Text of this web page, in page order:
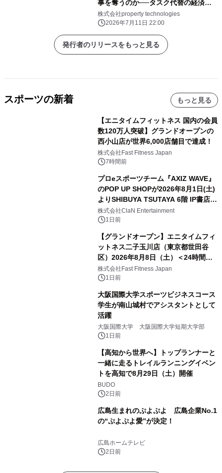
事を奪うのか──タスク代替の経済学
と「人間と機械の分業」）｜
PropTech-Lab
株式会社property technologies
2026年7月11日 22:00
発行者のリリースをもっと見る
スポーツの新着 もっと見る
【エニタイムフィットネス 国内の会員
数120万人突破】グランドオープンの
西小山店が世界6,000店舗目で達成！
株式会社Fast Fitness Japan
7時間前
プロeスポーツチーム『AXIZ WAVE』
のPOP UP SHOPが2026年8月1日(土)
よりSHIBUYA TSUTAYA 6階 IP書店で
開催決定！！
株式会社ClaN Entertainment
1日前
【グランドオープン】エニタイムフィ
ットネス二子玉川店（東京都世田谷
区）2026年8月8日（土）＜24時間年
中無休のフィットネスジム＞
株式会社Fast Fitness Japan
1日前
大阪国際大学スポーツビジネスコース
学生が南山城村でアシスタントとして
活躍
大阪国際大学 大阪国際大学短期大学部
1日前
【高知から世界へ】トップランナーと
一緒に走るトレイルランニングイベン
トを高知で8月29日（土）開催
BUDO
2日前
広島生まれのぷよぷよ 広島企業No.1
の“ぷよぷよ愛”が決定！
広島ホームテレビ
2日前